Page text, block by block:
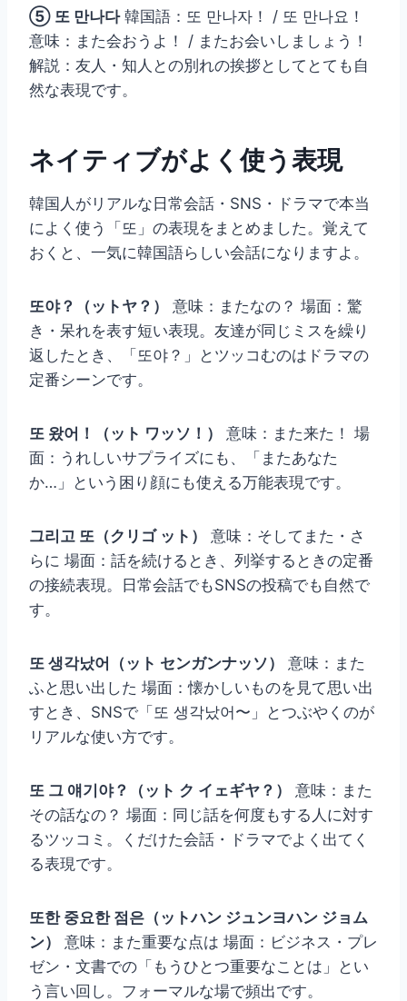
⑤ 또 만나다韓国語：또 만나자！ / 또 만나요！
意味：また会おうよ！ / またお会いしましょう！
解説：友人・知人との別れの挨拶としてとても自
然な表現です。
ネイティブがよく使う表現
韓国人がリアルな日常会話・SNS・ドラマで本当
によく使う「또」の表現をまとめました。覚えて
おくと、一気に韓国語らしい会話になりますよ。
또야？（ットヤ？）
意味：またなの？ 場面：驚
き・呆れを表す短い表現。友達が同じミスを繰り
返したとき、「또야？」とツッコむのはドラマの
定番シーンです。
또 왔어！（ット ワッソ！）
意味：また来た！ 場
面：うれしいサプライズにも、「またあなた
か…」という困り顔にも使える万能表現です。
그리고 또（クリゴ ット）
意味：そしてまた・さ
らに 場面：話を続けるとき、列挙するときの定番
の接続表現。日常会話でもSNSの投稿でも自然で
す。
또 생각났어（ット センガンナッソ）
意味：また
ふと思い出した 場面：懐かしいものを見て思い出
すとき、SNSで「또 생각났어〜」とつぶやくのが
リアルな使い方です。
또 그 얘기야？（ット ク イェギヤ？）
意味：また
その話なの？ 場面：同じ話を何度もする人に対す
るツッコミ。くだけた会話・ドラマでよく出てく
る表現です。
또한 중요한 점은（ットハン ジュンヨハン ジョム
ン）
意味：また重要な点は 場面：ビジネス・プレ
ゼン・文書での「もうひとつ重要なことは」とい
う言い回し。フォーマルな場で頻出です。